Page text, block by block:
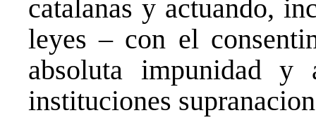
catalanas y actuando,
leyes – con el
absoluta impunidad y
instituciones